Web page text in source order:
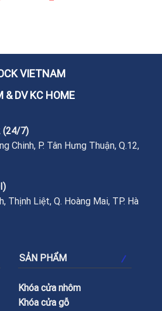
VIETNAM
DV KC HOME
(24/7)
Chinh, P. Tân Hưng Thuận, Q.12,
Thịnh Liệt, Q. Hoàng Mai, TP. Hà
SẢN PHẨM
Khóa cửa nhôm
Khóa cửa gỗ